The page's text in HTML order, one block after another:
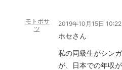
モトボサ
ツ
2019年10月15日
ホセさん
私の同級生がシン
が、日本での年収